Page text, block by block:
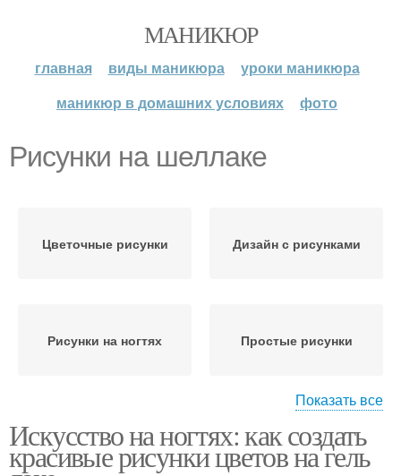
МАНИКЮР
главная виды маникюра
уроки маникюра
маникюр в домашних условиях
фото
Рисунки на шеллаке
Цветочные рисунки Дизайн с рисунками
Рисунки на ногтях Простые рисунки
ногти
ногтях
Показать все
Искусство на ногтях: как создать
красивые рисунки цветов на гель